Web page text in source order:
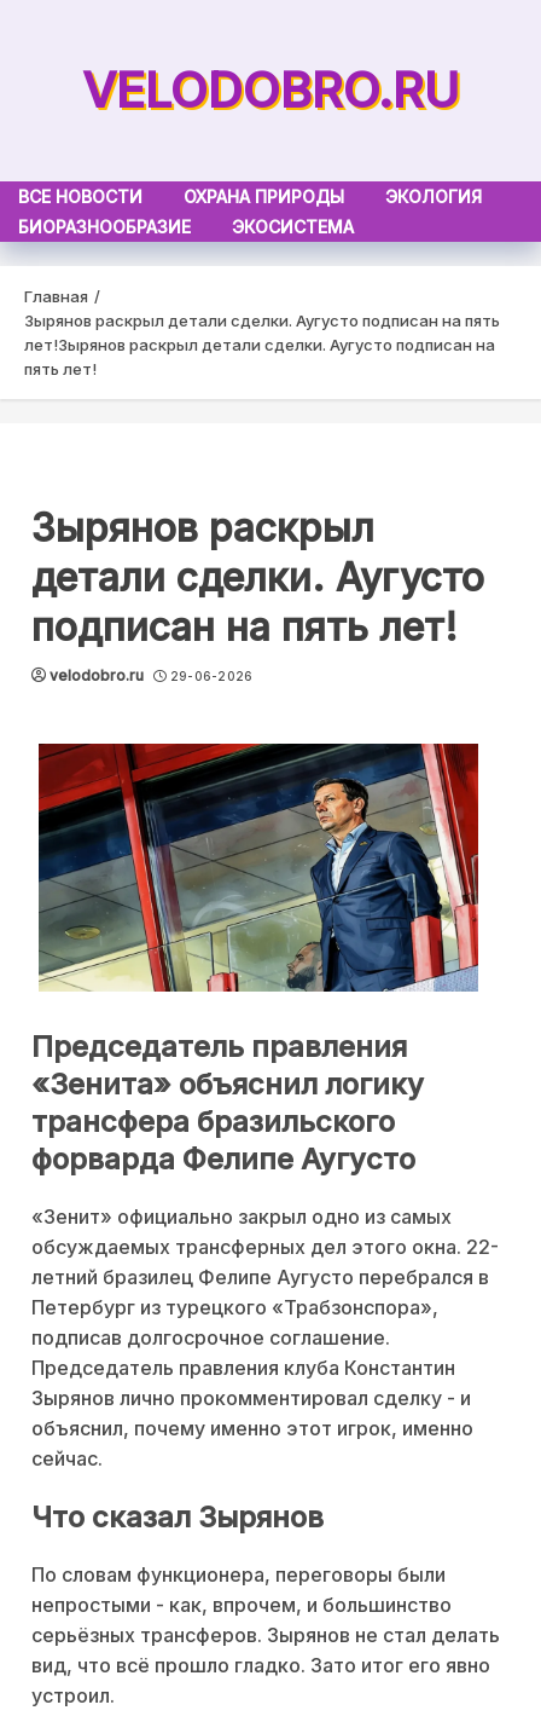
VELODOBRO.RU
ВСЕ НОВОСТИ ОХРАНА ПРИРОДЫ
ЭКОЛОГИЯ
БИОРАЗНООБРАЗИЕ
ЭКОСИСТЕМА
Главная
Зырянов раскрыл детали сделки. Аугусто подписан на пять
лет!Зырянов раскрыл детали сделки. Аугусто подписан на
пять лет!
Зырянов раскрыл
детали сделки. Аугусто
подписан на пять лет!
velodobro.ru 29-06-2026
Председатель правления
«Зенита» объяснил логику
трансфера бразильского
форварда Фелипе Аугусто
«Зенит» официально закрыл одно из самых
обсуждаемых трансферных дел этого окна. 22-
летний бразилец Фелипе Аугусто перебрался в
Петербург из турецкого «Трабзонспора»,
подписав долгосрочное соглашение.
Председатель правления клуба Константин
Зырянов лично прокомментировал сделку - и
объяснил, почему именно этот игрок, именно
сейчас.
Что сказал Зырянов
По словам функционера, переговоры были
непростыми - как, впрочем, и большинство
серьёзных трансферов. Зырянов не стал делать
вид, что всё прошло гладко. Зато итог его явно
устроил.